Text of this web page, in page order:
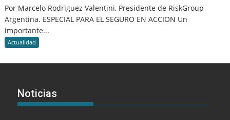
Por Marcelo Rodriguez Valentini, Presidente de RiskGroup
Argentina. ESPECIAL PARA EL SEGURO EN ACCION Un
importante...
Actualidad
Noticias